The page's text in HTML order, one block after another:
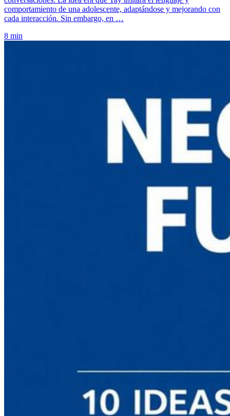
comportamiento de una adolescente, adaptándose y mejorando con
cada interacción. Sin embargo, en …
8 min